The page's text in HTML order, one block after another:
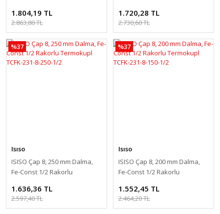
1.804,19 TL
2.863,80 TL
1.720,28 TL
2.730,60 TL
%37
Isıso
ISISO Çap 8, 250 mm Dalma,
Fe-Const 1/2 Rakorlu
1.636,36 TL
2.597,40 TL
%37
Isıso
ISISO Çap 8, 200 mm Dalma,
Fe-Const 1/2 Rakorlu
1.552,45 TL
2.464,20 TL